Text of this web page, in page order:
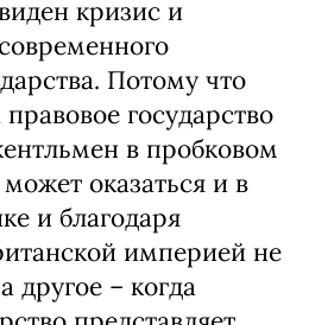
кризис и
Потому что
государство
в пробковом
оказаться и в
и благодаря
империей не
другое – когда